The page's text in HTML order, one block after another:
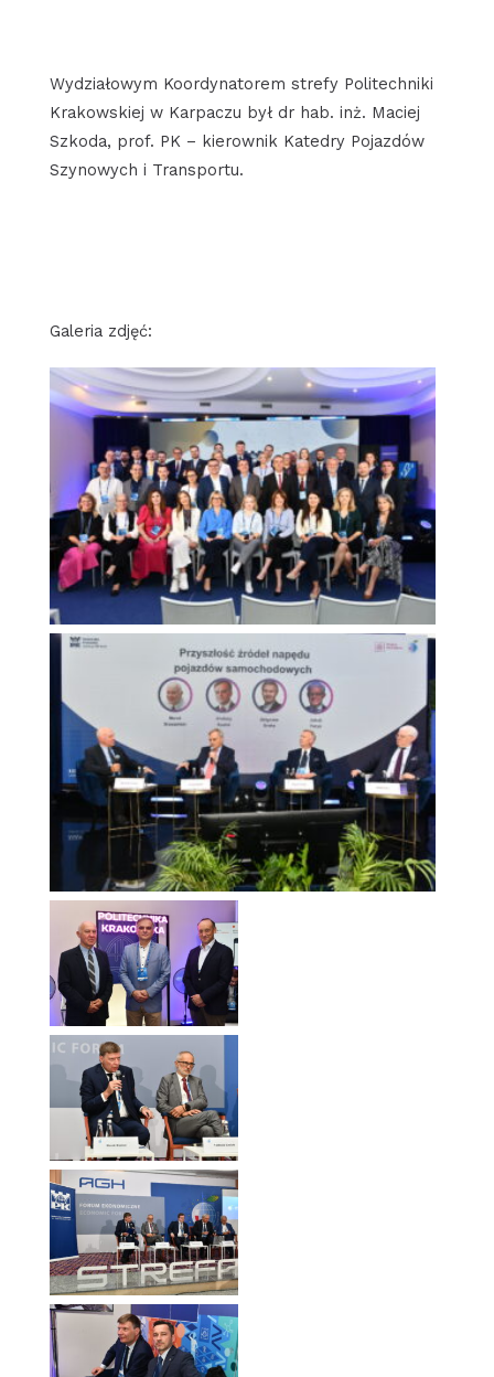
Wydziałowym Koordynatorem strefy Politechniki
Krakowskiej w Karpaczu był dr hab. inż. Maciej
Szkoda, prof. PK – kierownik Katedry Pojazdów
Szynowych i Transportu.
Galeria zdjęć:
Forum Ekonomiczne 2025
Forum Ekonomiczne 2025
Forum Ekonomiczne
2025
Forum Ekonomiczne
2025
Forum Ekonomiczne
2025